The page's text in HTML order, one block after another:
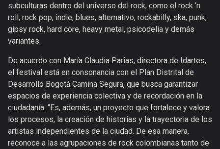
subculturas dentro del universo del rock, como el rock ‘n
roll, rock pop, indie, blues, alternativo, rockabilly, ska, punk,
gipsy rock, hard core, heavy metal, psicodelia y demás
variantes.
De acuerdo con María Claudia Parias, directora de Idartes,
el festival está en consonancia con el Plan Distrital de
Desarrollo Bogotá Camina Segura, que busca garantizar
espacios de experiencia colectiva y de recordación en la
ciudadanía. “Es, además, un proyecto que fortalece y valora
los procesos, la creación de historias y la trayectoria de los
artistas independientes de la ciudad. De esa manera,
reconoce a las agrupaciones de rock colombianas tanto de